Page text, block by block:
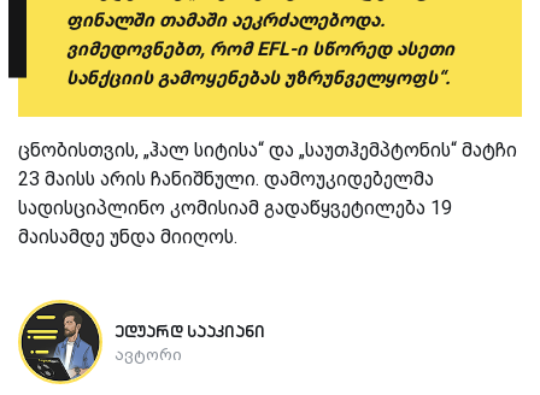
ფინალში თამაში აეკრძალებოდა.
ვიმედოვნებთ, რომ EFL-ი სწორედ ასეთი
სანქციის გამოყენებას უზრუნველყოფს“.
ცნობისთვის, „ჰალ სიტისა“ და „საუთჰემპტონის“ მატჩი
23 მაისს არის ჩანიშნული. დამოუკიდებელმა
სადისციპლინო კომისიამ გადაწყვეტილება 19
მაისამდე უნდა მიიღოს.
ედუარდ სააკიანი
ავტორი